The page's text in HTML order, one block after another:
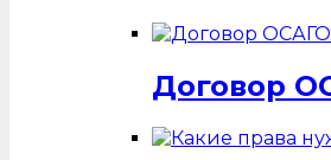
Договор